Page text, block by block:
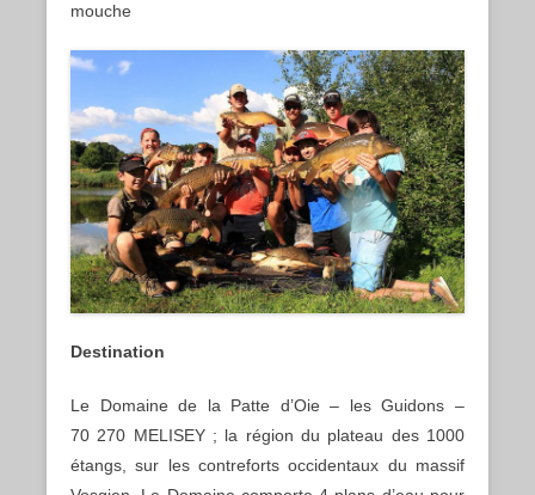
mouche
Destination
Le Domaine de la Patte d’Oie – les Guidons –
70 270 MELISEY ; la région du plateau des 1000
étangs, sur les contreforts occidentaux du massif